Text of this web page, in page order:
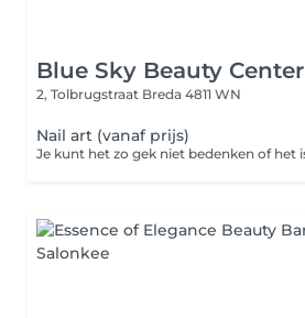
Blue Sky Beauty Center
2, Tolbrugstraat Breda 4811 WN
Nail art (vanaf prijs)